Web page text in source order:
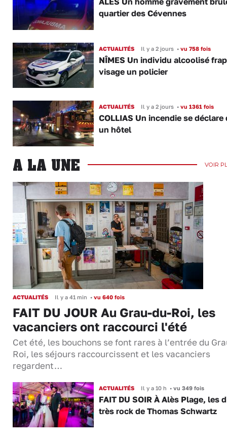
quartier des Cévennes
ACTUALITÉS Il y a 2 jours •vu 758 fois
NÎMES Un individu alcoolisé
visage un policier
ACTUALITÉS Il y a 2 jours •vu 1361 fois
COLLIAS Un incendie se déclare
un hôtel
A LA UNE VOIR
ACTUALITÉS Il y a 41 min • vu 640 fois
FAIT DU JOUR Au Grau-du-Roi, les
vacanciers ont raccourci l'été
Cet été, les bouchons se font rares à l’entrée du
Roi, les séjours raccourcissent et les vacanciers
regardent…
ACTUALITÉS Il y a 10 h •vu 349 fois
FAIT DU SOIR À Alès Plage, les
très rock de Thomas Schwartz